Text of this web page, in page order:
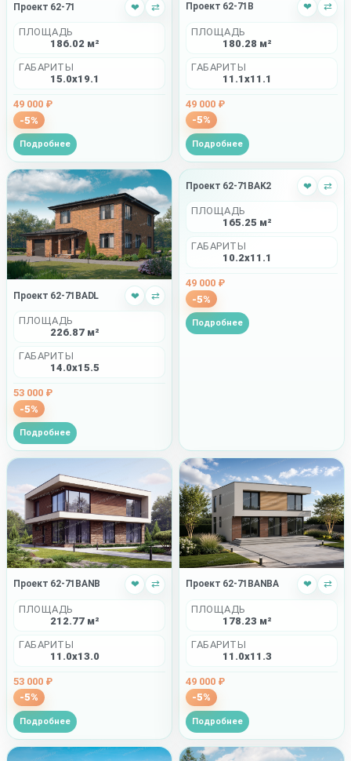
Проект 62-71 ❤ ⇄
ПЛОЩАДЬ
186.02 м²
ГАБАРИТЫ
15.0x19.1
49 000 ₽
-5%
Подробнее
Проект 62-71B ❤ ⇄
ПЛОЩАДЬ
180.28 м²
ГАБАРИТЫ
11.1x11.1
49 000 ₽
-5%
Подробнее
Проект 62-71BADL ❤ ⇄
ПЛОЩАДЬ
226.87 м²
ГАБАРИТЫ
14.0x15.5
53 000 ₽
-5%
Подробнее
Проект 62-71BAK2 ❤ ⇄
ПЛОЩАДЬ
165.25 м²
ГАБАРИТЫ
10.2x11.1
49 000 ₽
-5%
Подробнее
Проект 62-71BANB ❤ ⇄
ПЛОЩАДЬ
212.77 м²
ГАБАРИТЫ
11.0x13.0
53 000 ₽
-5%
Подробнее
Проект 62-71BANBA ❤ ⇄
ПЛОЩАДЬ
178.23 м²
ГАБАРИТЫ
11.0x11.3
49 000 ₽
-5%
Подробнее